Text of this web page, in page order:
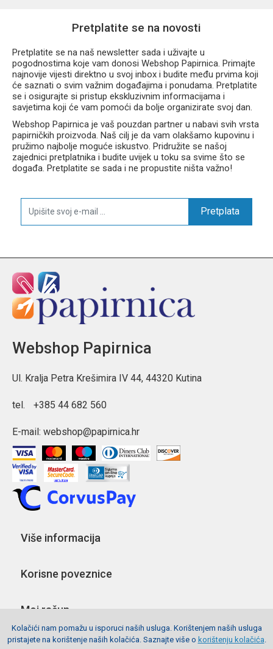
Pretplatite se na novosti
Pretplatite se na naš newsletter sada i uživajte u
pogodnostima koje vam donosi Webshop Papirnica. Primajte
najnovije vijesti direktno u svoj inbox i budite među prvima koji
će saznati o svim važnim događajima i ponudama. Pretplatite
se i osigurajte si pristup ekskluzivnim informacijama i
savjetima koji će vam pomoći da bolje organizirate svoj dan.
Webshop Papirnica je vaš pouzdan partner u nabavi svih vrsta
papirničkih proizvoda. Naš cilj je da vam olakšamo kupovinu i
pružimo najbolje moguće iskustvo. Pridružite se našoj
zajednici pretplatnika i budite uvijek u toku sa svime što se
događa. Pretplatite se sada i ne propustite ništa važno!
Pretplata
Webshop Papirnica
Ul. Kralja Petra Krešimira IV 44, 44320 Kutina
tel. +385 44 682 560
E-mail: webshop@papirnica.hr
Više informacija
Korisne poveznice
Moj račun
Pratite nas
Kolačići nam pomažu u isporuci naših usluga. Korištenjem naših usluga
pristajete na korištenje naših kolačića. Saznajte više o korištenju kolačića.